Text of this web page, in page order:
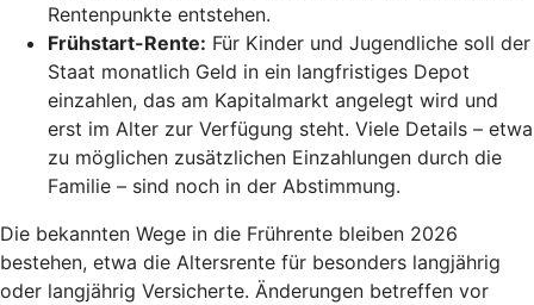
Rentenpunkte entstehen.
Frühstart-Rente: Für Kinder und Jugendliche soll der
Staat monatlich Geld in ein langfristiges Depot
einzahlen, das am Kapitalmarkt angelegt wird und
erst im Alter zur Verfügung steht. Viele Details – etwa
zu möglichen zusätzlichen Einzahlungen durch die
Familie – sind noch in der Abstimmung.
Die bekannten Wege in die Frührente bleiben 2026
bestehen, etwa die Altersrente für besonders langjährig
oder langjährig Versicherte. Änderungen betreffen vor